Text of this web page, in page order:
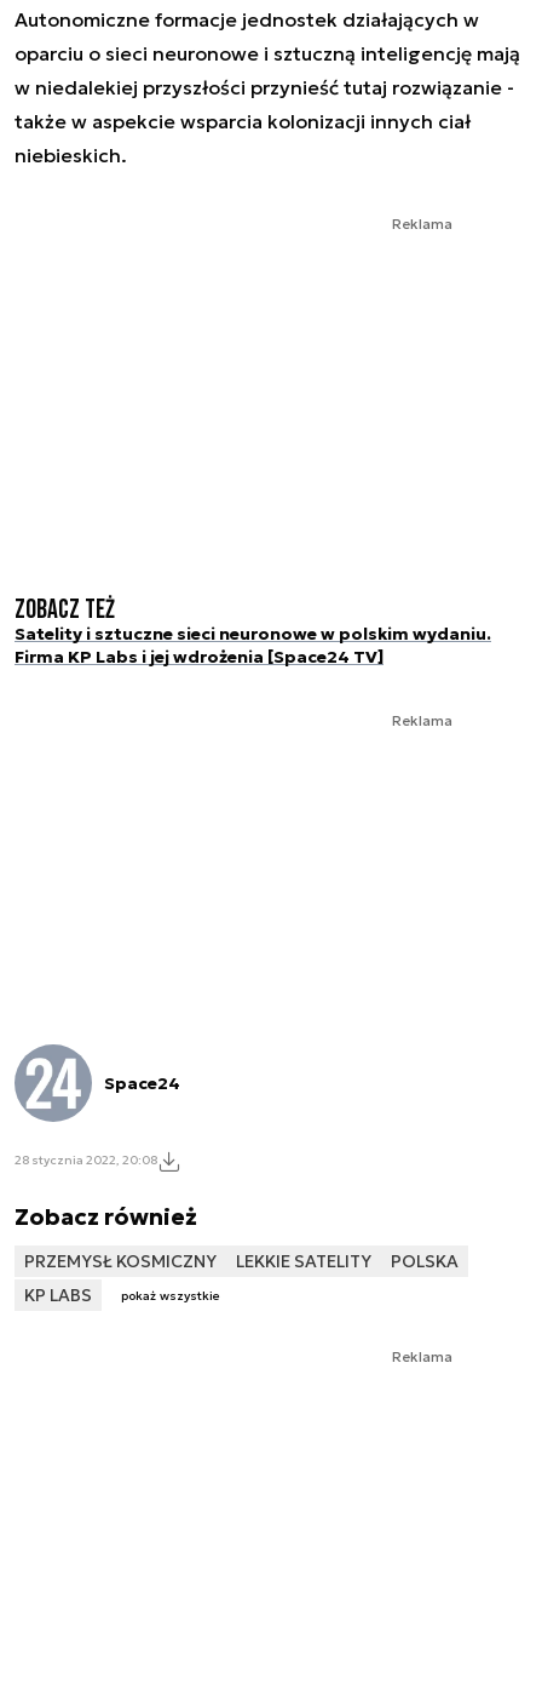
Autonomiczne formacje jednostek działających w
oparciu o sieci neuronowe i sztuczną inteligencję mają
w niedalekiej przyszłości przynieść tutaj rozwiązanie -
także w aspekcie wsparcia kolonizacji innych ciał
niebieskich.
Reklama
Zobacz też
Satelity i sztuczne sieci neuronowe w polskim wydaniu.
Firma KP Labs i jej wdrożenia [Space24 TV]
Reklama
Space24
28 stycznia 2022, 20:08
Zobacz również
PRZEMYSŁ KOSMICZNY LEKKIE SATELITY
POLSKA
KP LABS
pokaż wszystkie
Reklama